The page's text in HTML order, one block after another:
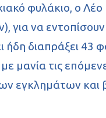
φυλάκιο, ο Λέο
για να
διαπράξει 43
μανία τις
εγκλημάτων και